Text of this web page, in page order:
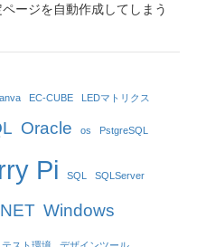
ージを自動作成してしまう
EC-CUBE LEDマトリクス
Oracle os PstgreSQL
Pi SQL SQLServer
Windows
テスト環境 デザインツール